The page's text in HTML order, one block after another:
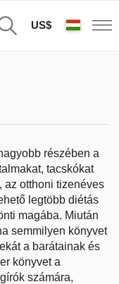
US$
részében a
tacskókat
az otthoni tizenéves
legtöbb diétás
magába. Miután
semmilyen könyvet
a barátainak és
könyvet a
számára,